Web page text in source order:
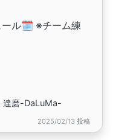
ール🗓️ ※チーム練
達磨-DaLuMa-
2025/02/13 投稿